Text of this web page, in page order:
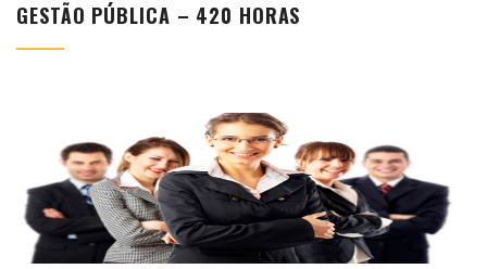
GESTÃO PÚBLICA – 420 HORAS